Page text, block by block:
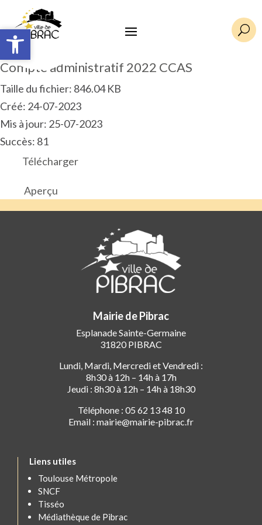
Ouvrir la barre d’outils U
Compte administratif 2022 CCAS
Taille du fichier: 846.04 KB
Créé: 24-07-2023
Mis à jour: 25-07-2023
Succès: 81
Télécharger
Aperçu
Mairie de Pibrac
Esplanade Sainte-Germaine
31820 PIBRAC
Lundi, Mardi, Mercredi et Vendredi :
8h30 à 12h – 14h à 17h
Jeudi : 8h30 à 12h – 14h à 18h30
Téléphone : 05 62 13 48 10
Email : mairie@mairie-pibrac.fr
Liens utiles
Toulouse Métropole
SNCF
Tisséo
Médiathèque de Pibrac
Ouvrir la barre d’outils